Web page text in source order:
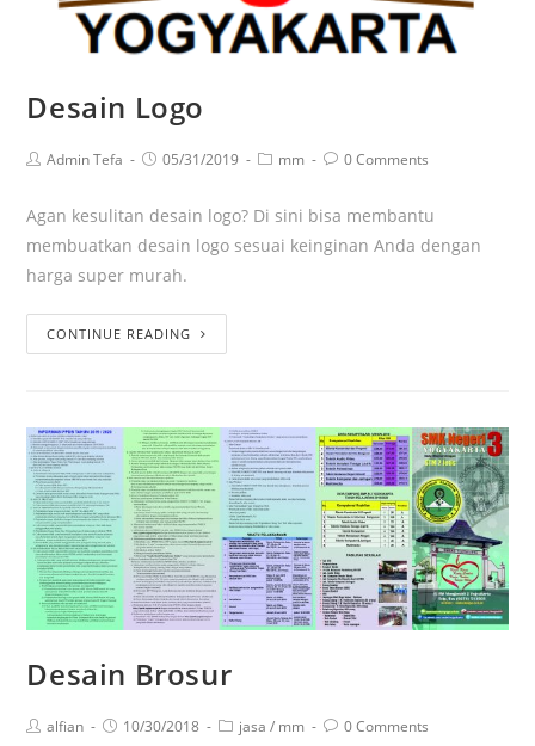
Desain Logo
Admin Tefa 05/31/2019 mm 0 Comments
Agan kesulitan desain logo? Di sini bisa membantu
membuatkan desain logo sesuai keinginan Anda dengan
harga super murah.
CONTINUE READING
Desain Brosur
alfian 10/30/2018 jasa / mm 0 Comments